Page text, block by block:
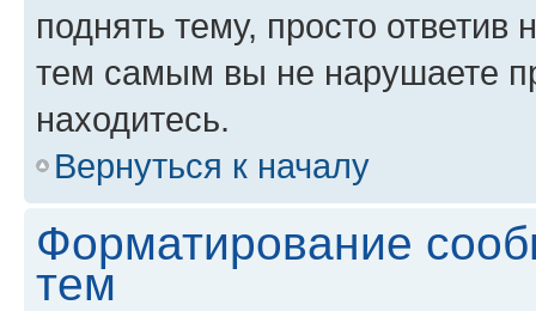
поднять тему, просто ответив
тем самым вы не нарушаете
находитесь.
Вернуться к началу
Форматирование
тем